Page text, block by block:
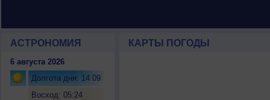
АСТРОНОМИЯ
6 августа 2026
Долгота дня: 14:09
Восход: 05:24
КАРТЫ ПОГОДЫ